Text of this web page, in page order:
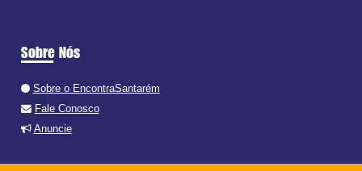
Sobre Nós
Sobre o EncontraSantarém
Fale Conosco
Anuncie